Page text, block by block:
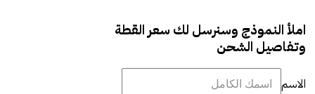
املأ النموذج وسنرسل لك سعر القطة
وتفاصيل الشحن
الاسم